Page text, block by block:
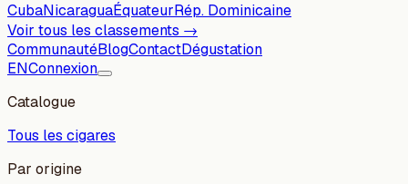
CubaNicaraguaÉquateurRép. Dominicaine
Voir tous les classements →
CommunautéBlogContactDégustation
ENConnexion
Catalogue
Tous les cigares
Par origine